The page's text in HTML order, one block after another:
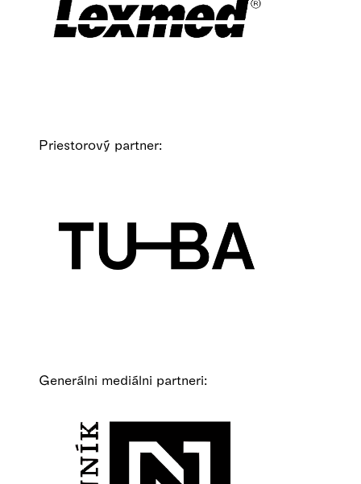
Priestorový partner:
Generálni mediálni partneri: